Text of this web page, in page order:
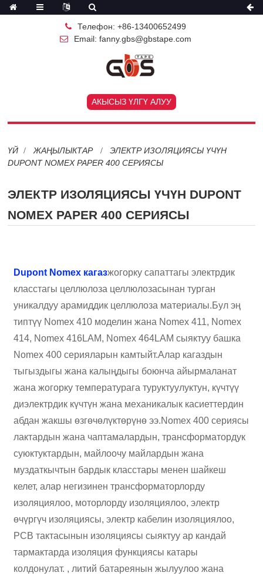
Телефон: +86-13400652499
Email: fanny.gbs@gbstape.com
АКЫСЫЗ ҮЛГҮ АЛУУ
ҮЙ ЖАҢЫЛЫКТАР
ЭЛЕКТР ИЗОЛЯЦИЯСЫ ҮЧҮН
DUPONT NOMEX PAPER 400 СЕРИЯСЫ
ЭЛЕКТР ИЗОЛЯЦИЯСЫ ҮЧҮН DUPONT
NOMEX PAPER 400 СЕРИЯСЫ
Dupont Nomex кагазжогорку сапаттагы электрдик
класстагы целлюлоза целлюлозасынан турган
уникалдуу арамиддик целлюлоза материалы.Бул эң
типтүү Nomex 410 моделин жана Nomex 411, Nomex
414, Nomex 416LAM, Nomex 464LAM сыяктуу башка
Nomex 400 серияларын камтыйт.Алар кагаздын
тыгыздыгы жана калыңдыгы боюнча айырмаланат
жана жогорку температурага туруктуулуктун, күчтүү
диэлектрдик күчтүн жана механикалык касиеттердин
абдан жакшы өзгөчөлүктөрүнө ээ.Nomex 400 сериясы
лактардын жана чаптамалардын, трансформатордук
суюктуктардын, майлоочу майлардын жана
муздаткычтын бардык класстары менен шайкеш
келет, алар негизинен трансформаторлорду
изоляциялоо, моторлорду изоляциялоо, электр
өчүргүч изоляциясы, электр кабелин изоляциялоо,
PCB тактасынын изоляциясы сыяктуу ар кандай
тармактарда изоляция функциясы катары
колдонулат. , литий батареянын жылуулоо жана